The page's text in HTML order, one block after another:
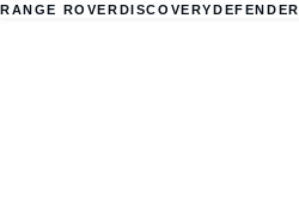
RANGE ROVERDISCOVERYDEFENDER